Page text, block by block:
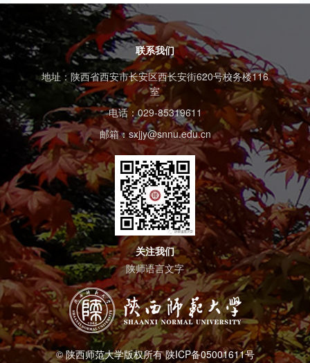
联系我们
地址：陕西省西安市长安区西长安街620号校务楼116
室
电话：029-85319611
邮箱：sxjjy@snnu.edu.cn
关注我们
陕师语言文字
© 陕西师范大学版权所有 陕ICP备05001611号